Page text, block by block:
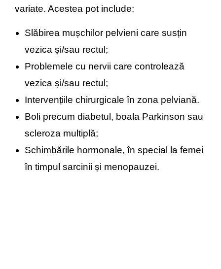
variate. Acestea pot include:
Slăbirea mușchilor pelvieni care susțin
vezica și/sau rectul;
Problemele cu nervii care controlează
vezica și/sau rectul;
Intervențiile chirurgicale în zona pelviană.
Boli precum diabetul, boala Parkinson sau
scleroza multiplă;
Schimbările hormonale, în special la femei
în timpul sarcinii și menopauzei.